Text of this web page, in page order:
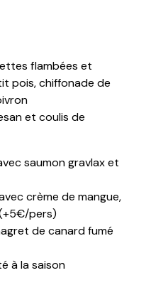
flambées et
pois, chiffonade de
et coulis de
saumon gravlax et
crème de mangue,
pers)
de canard fumé
à la saison